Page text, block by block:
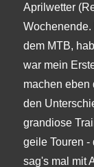
Aprilwetter
dem MTB,
war mein
machen eben
den
grandiose
geile Touren -
sag's mal mit